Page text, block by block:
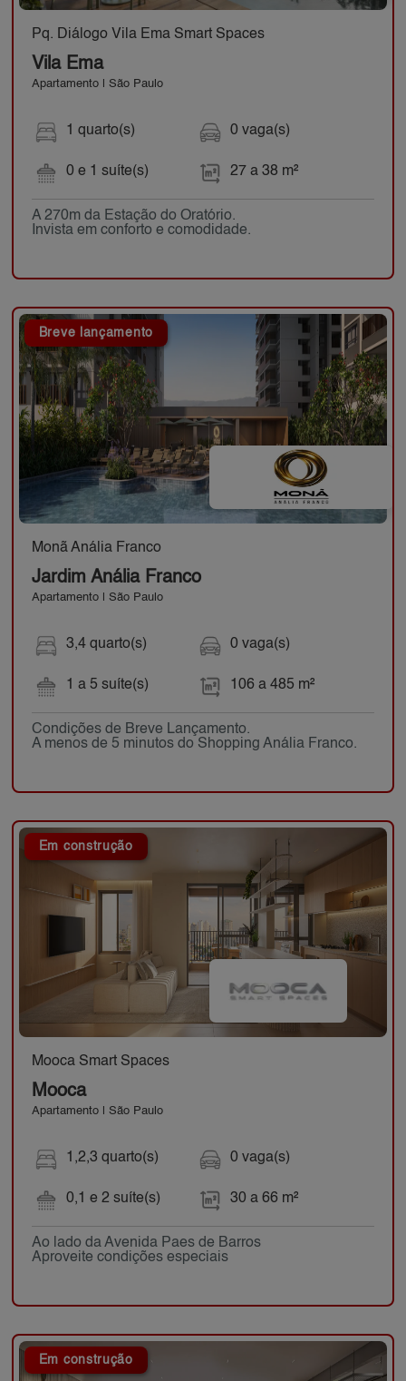
Pq. Diálogo Vila Ema Smart Spaces
Vila Ema
Apartamento | São Paulo
1 quarto(s)
0 e 1 suíte(s)
0 vaga(s)
27 a 38 m²
A 270m da Estação do Oratório.
Invista em conforto e comodidade.
Breve lançamento
Monã Anália Franco
Jardim Anália Franco
Apartamento | São Paulo
3,4 quarto(s)
1 a 5 suíte(s)
0 vaga(s)
106 a 485 m²
Condições de Breve Lançamento.
A menos de 5 minutos do Shopping Anália Franco.
Em construção
Mooca Smart Spaces
Mooca
Apartamento | São Paulo
1,2,3 quarto(s)
0,1 e 2 suíte(s)
0 vaga(s)
30 a 66 m²
Ao lado da Avenida Paes de Barros
Aproveite condições especiais
Em construção